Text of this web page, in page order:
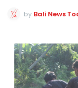
by Bali News